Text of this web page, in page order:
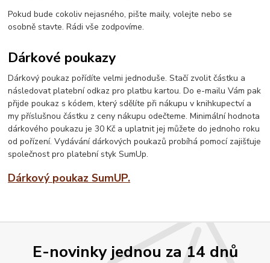
Pokud bude cokoliv nejasného, pište maily, volejte nebo se
osobně stavte. Rádi vše zodpovíme.
Dárkové poukazy
Dárkový poukaz pořídíte velmi jednoduše. Stačí zvolit částku a
následovat platební odkaz pro platbu kartou. Do e-mailu Vám pak
přijde poukaz s kódem, který sdělíte při nákupu v knihkupectví a
my příslušnou částku z ceny nákupu odečteme. Minimální hodnota
dárkového poukazu je 30 Kč a uplatnit jej můžete do jednoho roku
od pořízení. Vydávání dárkových poukazů probíhá pomocí zajišťuje
společnost pro platební styk SumUp.
Dárkový poukaz SumUP.
E-novinky jednou za 14 dnů